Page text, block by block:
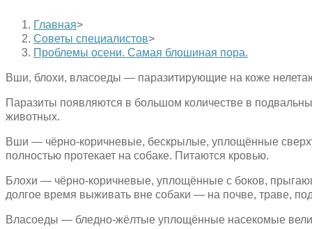
Главная>
Советы специалистов>
Проблемы осени. Самая блошиная пора.
Вши, блохи, власоеды — паразитирующие на коже
Паразиты появляются в большом количестве в
животных.
Вши — чёрно-коричневые, бескрылые, уплощённые
полностью протекает на собаке. Питаются кровью.
Блохи — чёрно-коричневые, уплощённые с боков,
долгое время выживать вне собаки — на почве, траве,
Власоеды — бледно-жёлтые уплощённые насекомые